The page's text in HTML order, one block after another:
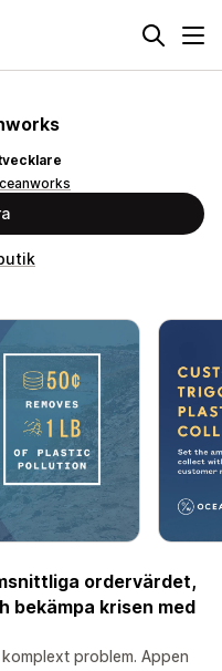
ordervärdet,
bekämpa krisen med
problem. Appen